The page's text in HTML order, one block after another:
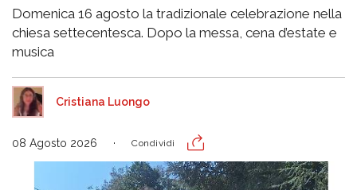
Domenica 16 agosto la tradizionale celebrazione nella
chiesa settecentesca. Dopo la messa, cena d’estate e
musica
Cristiana Luongo
08 Agosto 2026 Condividi